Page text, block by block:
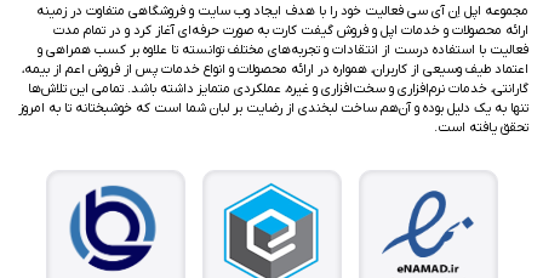
مجموعه اپل اِن آی سی فعالیت خود را با هدف ایجاد وب سایت و فروشگاهی متفاوت در زمینه
ارائه محصولات و خدمات اپل و فروش گیفت کارت به صورت حرفه‌ای آغاز کرد و در تمام مدت
فعالیت با استفاده درست از انتقادات و تجربه‌های مختلف توانسته تا علاوه بر کسب همراهی و
اعتماد طیف وسیعی از کاربران، همواره در ارائه محصولات و انواع خدمات پس از فروش اعم از بیمه،
گارانتی، خدمات نرم‌افزاری و سخت‌افزاری و غیره، عملکردی متمایز داشته باشد. تمامی این تلاش‌ها
تنها به یک دلیل بوده و آن‌هم ساخت لبخندی از رضایت بر لبان شما است که خوشبختانه تا به امروز
تحقق یافته است.